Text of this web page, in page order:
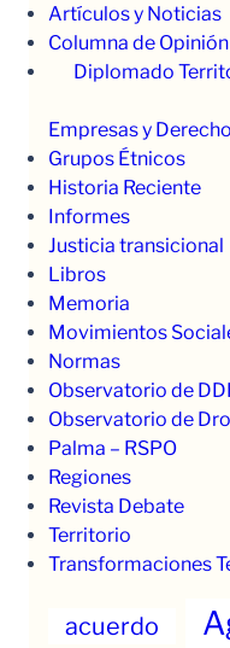
Artículos y Noticias
Columna de Opinión
Diplomado
Empresas y
Grupos Étnicos
Historia Reciente
Informes
Justicia transicional
Libros
Memoria
Movimientos
Normas
Observatorio de
Observatorio de
Palma – RSPO
Regiones
Revista Debate
Territorio
Transformaciones
acuerdo